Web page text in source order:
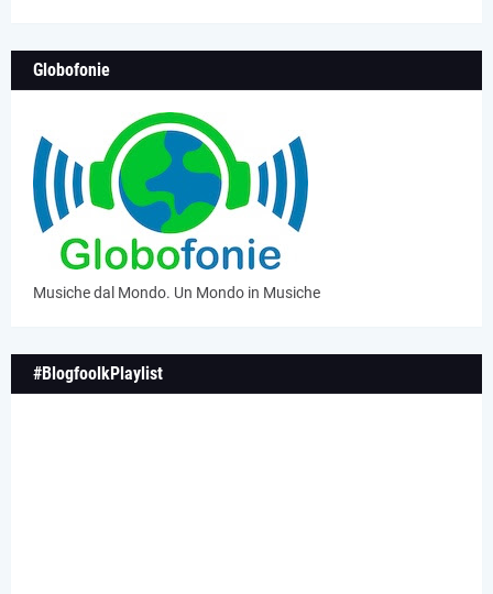
Globofonie
Musiche dal Mondo. Un Mondo in Musiche
#BlogfoolkPlaylist